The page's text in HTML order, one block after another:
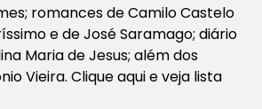
romances de Camilo Castelo
e de José Saramago; diário
Maria de Jesus; além dos
Vieira. Clique aqui e veja lista